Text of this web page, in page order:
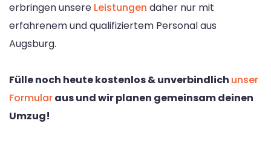
erbringen unsere Leistungen daher nur mit
erfahrenem und qualifiziertem Personal aus
Augsburg.
Fülle noch heute kostenlos & unverbindlich unser
Formularaus und wir planen gemeinsam deinen
Umzug!